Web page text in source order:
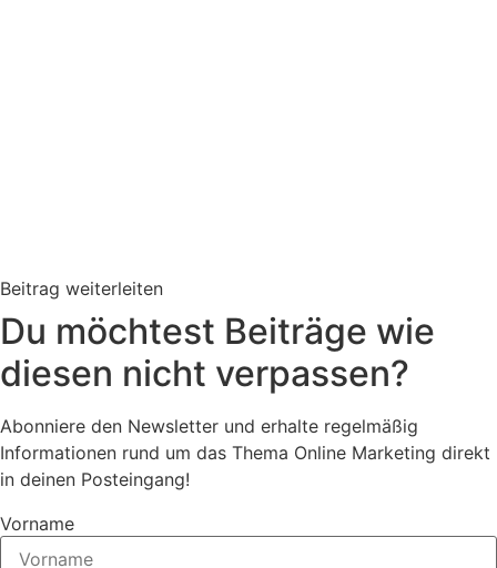
Beitrag weiterleiten
Du möchtest Beiträge wie
diesen nicht verpassen?
Abonniere den Newsletter und erhalte regelmäßig
Informationen rund um das Thema Online Marketing direkt
in deinen Posteingang!
Vorname